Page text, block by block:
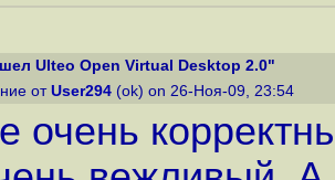
Ulteo Open Virtual Desktop 2.0"
от User294 (ok) on 26-Ноя-09, 23:54
очень